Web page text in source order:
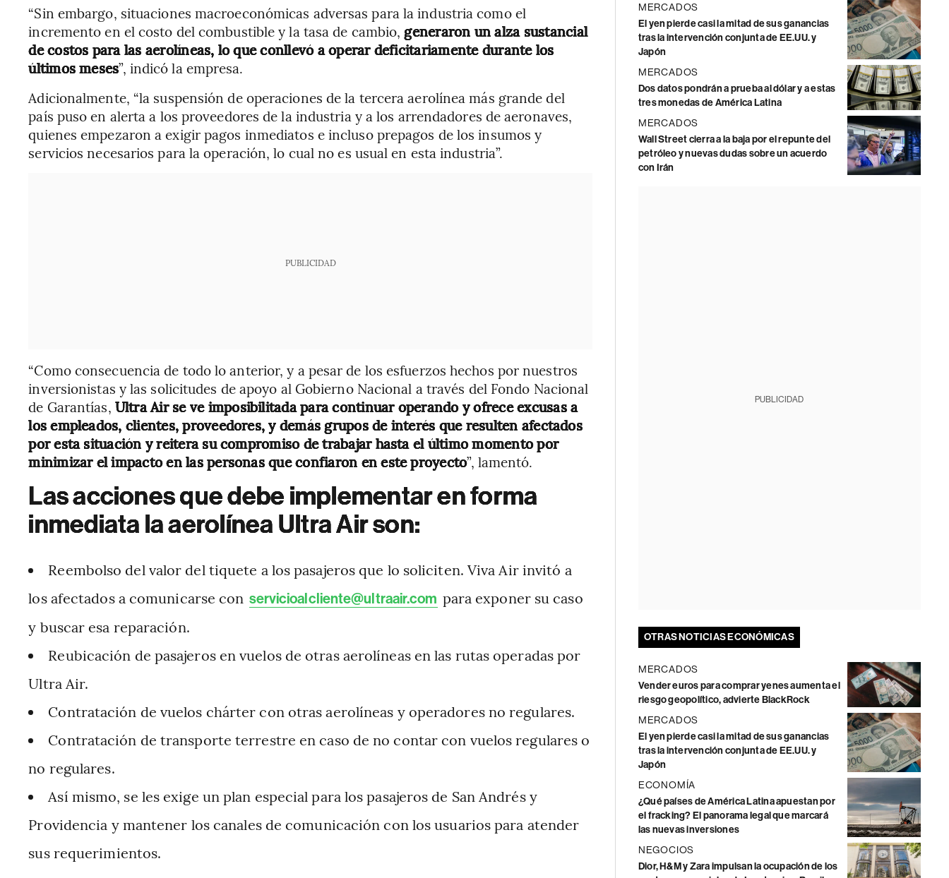
“Sin embargo, situaciones macroeconómicas adversas para la industria como el
incremento en el costo del combustible y la tasa de cambio, generaron un alza sustancial
de costos para las aerolíneas, lo que conllevó a operar deficitariamente durante los
últimos meses”, indicó la empresa.
Adicionalmente, “la suspensión de operaciones de la tercera aerolínea más grande del
país puso en alerta a los proveedores de la industria y a los arrendadores de aeronaves,
quienes empezaron a exigir pagos inmediatos e incluso prepagos de los insumos y
servicios necesarios para la operación, lo cual no es usual en esta industria”.
PUBLICIDAD
“Como consecuencia de todo lo anterior, y a pesar de los esfuerzos hechos por nuestros
inversionistas y las solicitudes de apoyo al Gobierno Nacional a través del Fondo Nacional
de Garantías, Ultra Air se ve imposibilitada para continuar operando y ofrece excusas a
los empleados, clientes, proveedores, y demás grupos de interés que resulten afectados
por esta situación y reitera su compromiso de trabajar hasta el último momento por
minimizar el impacto en las personas que confiaron en este proyecto”, lamentó.
Las acciones que debe implementar en forma
inmediata la aerolínea Ultra Air son:
Reembolso del valor del tiquete a los pasajeros que lo soliciten. Viva Air invitó a
los afectados a comunicarse con servicioalcliente@ultraair.com para exponer su caso
y buscar esa reparación.
Reubicación de pasajeros en vuelos de otras aerolíneas en las rutas operadas por
Ultra Air.
Contratación de vuelos chárter con otras aerolíneas y operadores no regulares.
Contratación de transporte terrestre en caso de no contar con vuelos regulares o
no regulares.
Así mismo, se les exige un plan especial para los pasajeros de San Andrés y
Providencia y mantener los canales de comunicación con los usuarios para atender
sus requerimientos.
MERCADOS
El yen pierde casi la mitad de sus ganancias
tras la intervención conjunta de EE.UU. y
Japón
MERCADOS
Dos datos pondrán a prueba al dólar y a estas
tres monedas de América Latina
MERCADOS
Wall Street cierra a la baja por el repunte del
petróleo y nuevas dudas sobre un acuerdo
con Irán
PUBLICIDAD
OTRAS NOTICIAS ECONÓMICAS
MERCADOS
Vender euros para comprar yenes aumenta el
riesgo geopolítico, advierte BlackRock
MERCADOS
El yen pierde casi la mitad de sus ganancias
tras la intervención conjunta de EE.UU. y
Japón
ECONOMÍA
¿Qué países de América Latina apuestan por
el fracking? El panorama legal que marcará
las nuevas inversiones
NEGOCIOS
Dior, H&M y Zara impulsan la ocupación de los